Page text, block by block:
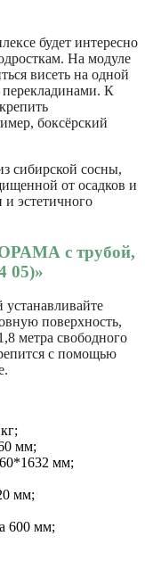
будет интересно
На модуле
висеть на одной
перекладинами. К
боксёрский
сибирской сосны,
от осадков и
эстетичного
с трубой,
05)»
устанавливайте
поверхность,
метра свободного
с помощью
мм;
мм;
мм;
600 мм;